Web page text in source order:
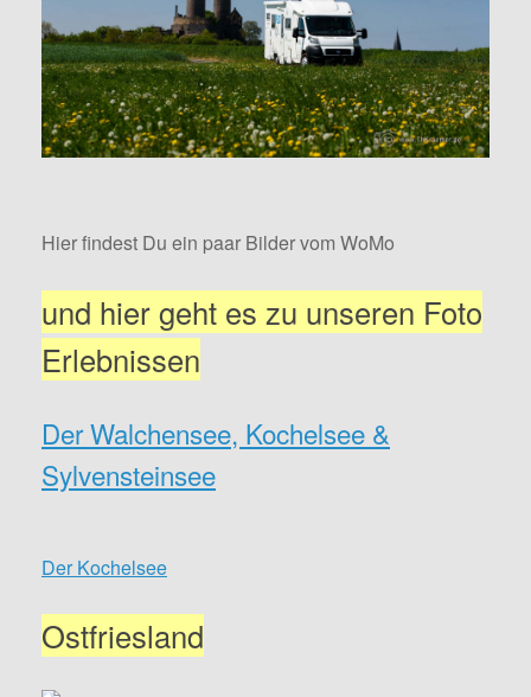
Hier findest Du ein paar Bilder vom WoMo
und hier geht es zu unseren Foto
Erlebnissen
Der Walchensee, Kochelsee &
Sylvensteinsee
Der Kochelsee
Ostfriesland